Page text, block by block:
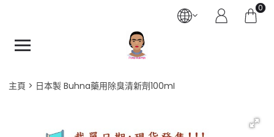
0
主頁 日本製 Buhna藥用除臭清新劑100mI